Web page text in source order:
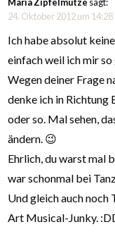
24. Oktober 2012 um 14:28
Ich habe absolut
einfach weil ich mir
Wegen deiner Frage
denke ich in Richtung
oder so. Mal sehen,
ändern. 😉
Ehrlich, du warst mal
war schonmal bei
Und gleich auch noch
Art Musical-Junky.